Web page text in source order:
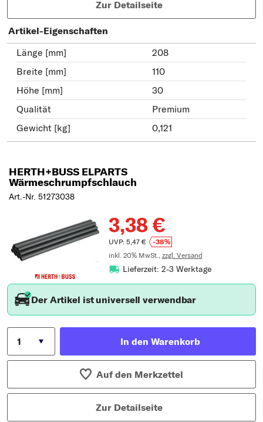
Zur Detailseite
Artikel-Eigenschaften
Länge [mm]
208
Breite [mm]
110
Höhe [mm]
30
Qualität
Premium
Gewicht [kg]
0,121
HERTH+BUSS ELPARTS
Wärmeschrumpfschlauch
Art.-Nr. 51273038
3,38 €
UVP: 5,47 €
-38%
inkl. 20% MwSt., zzgl. Versand
Lieferzeit: 2-3 Werktage
Der Artikel ist universell verwendbar
In den Warenkorb
Auf den Merkzettel
Zur Detailseite